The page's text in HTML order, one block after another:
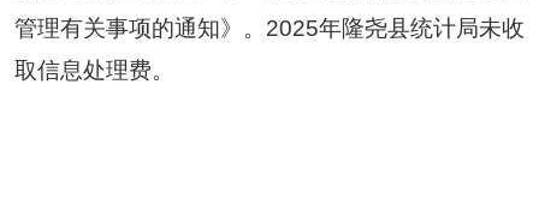
管理有关事项的通知》。 2025年隆尧县统计局未收
取信息处理费。